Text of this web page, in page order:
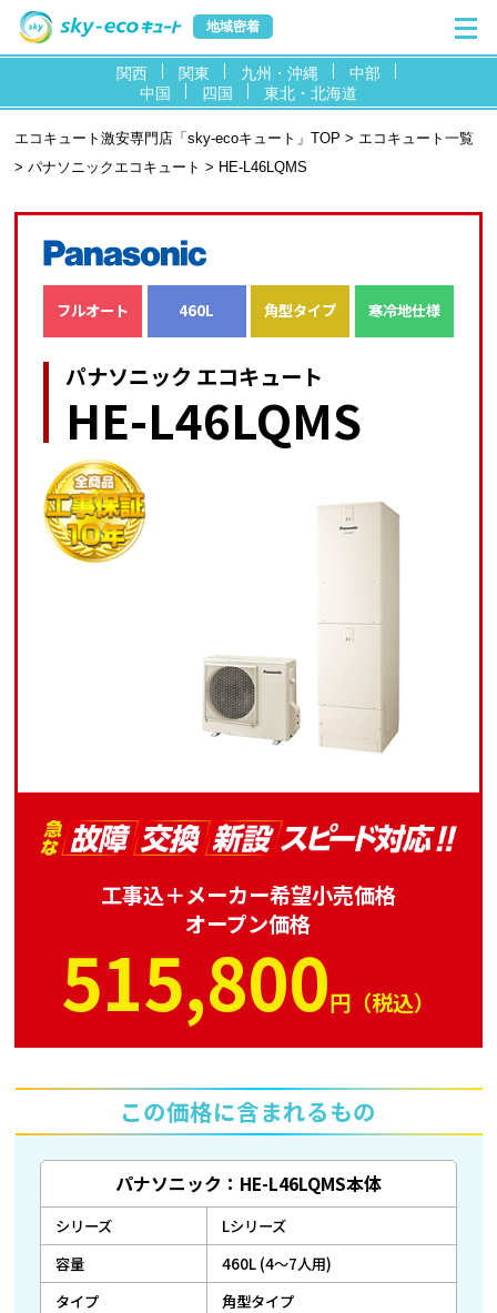
地域密着
関西 関東 九州・沖縄
中部
中国
四国 東北・北海道
エコキュート激安専門店「sky-ecoキュート」TOP > エコキュート一覧
>パナソニックエコキュート > HE-L46LQMS
フルオート 460L 角型タイプ 寒冷地仕様
パナソニック エコキュート
HE-L46LQMS
工事込＋メーカー希望小売価格
オープン価格
515,800円（税込）
この価格に含まれるもの
パナソニック：HE-L46LQMS本体
シリーズ
Lシリーズ
容量
460L (4～7人用)
タイプ
角型タイプ